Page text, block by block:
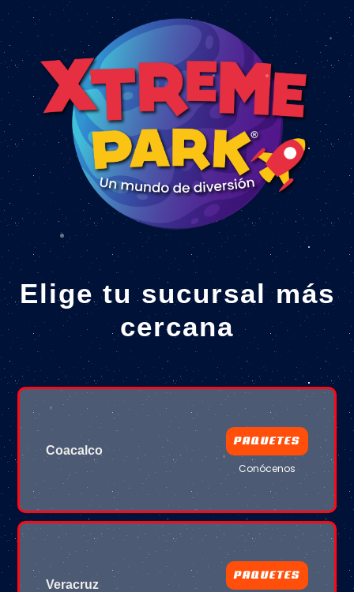
Elige tu sucursal más
cercana
Coacalco
PAQUETES
Conócenos
Veracruz
PAQUETES